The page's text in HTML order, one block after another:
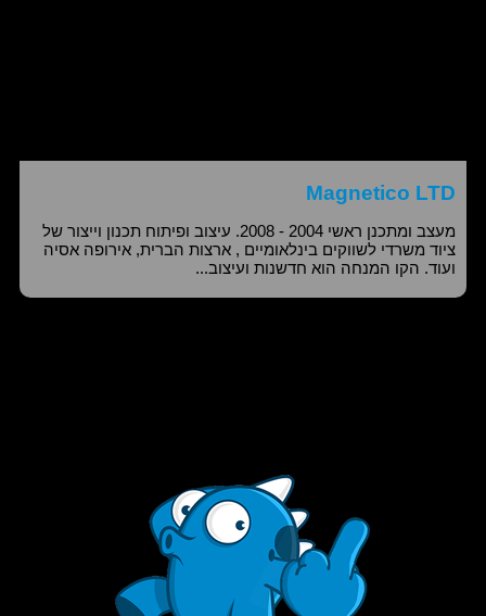
Magnetico LTD
מעצב ומתכנן ראשי 2004 - 2008. עיצוב ופיתוח תכנון וייצור של
ציוד משרדי לשווקים בינלאומיים , ארצות הברית, אירופה אסיה
ועוד. הקו המנחה הוא חדשנות ועיצוב...